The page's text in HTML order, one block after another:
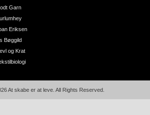
Garn
Eriksen
Bøggild
og Krat
At skabe er at leve. All Rights Reserved.